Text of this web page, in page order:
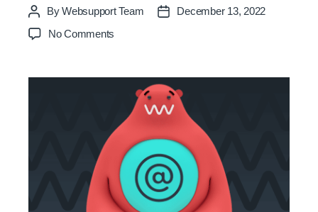
Post
author
ByWebsupport Team
PostDecember 13, 2022
No Comments
nové
přihlašovací
rozhraní
pro
maily